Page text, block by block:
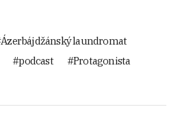
Ázerbájdžánský laundromat
podcast
Protagonista